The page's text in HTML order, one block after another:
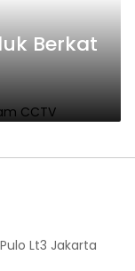
Berkat
Lt3 Jakarta